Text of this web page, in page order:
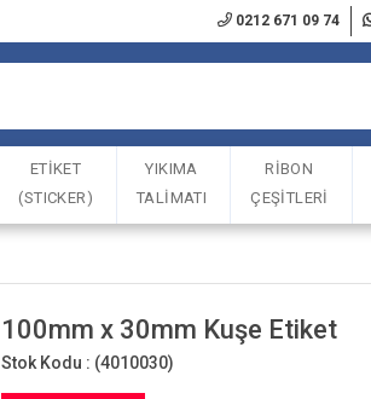
0212 671 09 74
ETİKET
(STICKER)
YIKIMA
TALİMATI
RİBON
ÇEŞİTLERİ
100mm x 30mm Kuşe Etiket
Stok Kodu : (4010030)